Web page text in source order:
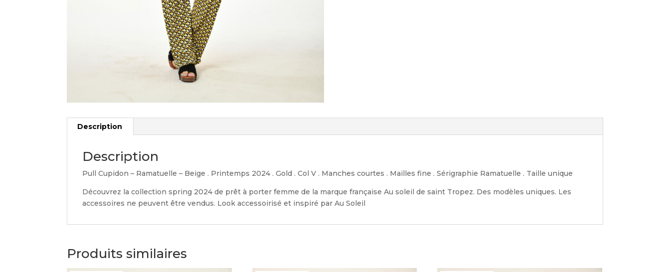
Description
Description
Pull Cupidon – Ramatuelle – Beige . Printemps 2024 . Gold . Col V . Manches courtes . Mailles fine . Sérigraphie Ramatuelle . Taille unique
Découvrez la collection spring 2024 de prêt à porter femme de la marque française Au soleil de saint Tropez. Des modèles uniques. Les
accessoires ne peuvent être vendus. Look accessoirisé et inspiré par Au Soleil
Produits similaires